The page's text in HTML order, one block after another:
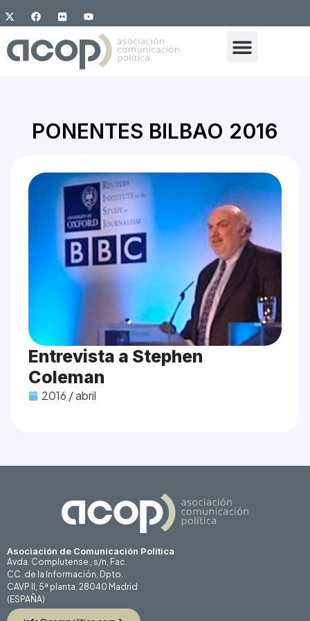
PONENTES BILBAO 2016
Entrevista a Stephen
Coleman
2016 / abril
Asociación de Comunicación Politica
Avda. Complutense , s/n, Fac.
CC. de la Información, Dpto.
CAVP II, 5ª planta, 28040 Madrid
(ESPAÑA)